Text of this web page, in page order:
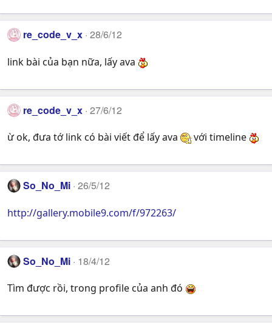
re_code_v_x 28/6/12
link bài của bạn nữa, lấy ava
re_code_v_x 27/6/12
ừ ok, đưa tớ link có bài viết để lấy ava với timeline
So_No_Mi 26/5/12
http://gallery.mobile9.com/f/972263/
So_No_Mi 18/4/12
Tìm được rồi, trong profile của anh đó